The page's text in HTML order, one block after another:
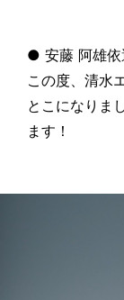
● 安藤 阿雄
この度、清水
とこになりま
ます！